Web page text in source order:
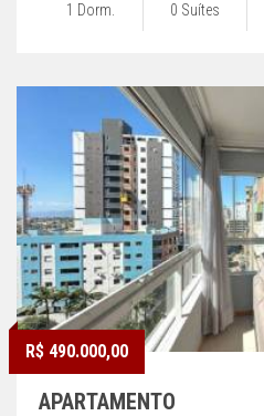
1 Dorm. 0 Suítes
R$ 490.000,00
APARTAMENTO